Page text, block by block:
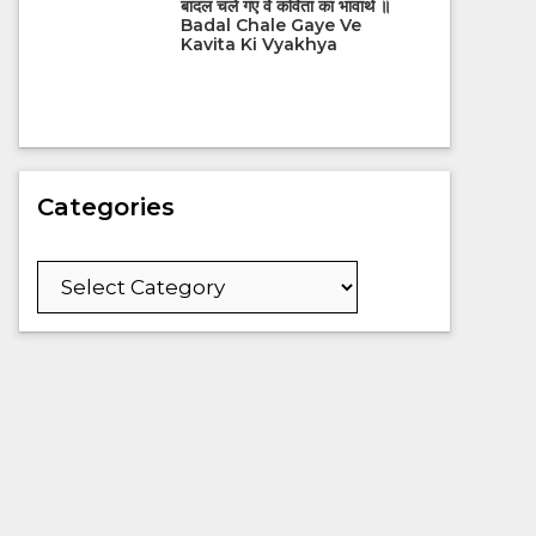
बादल चले गए वे कविता का भावार्थ ॥
Badal Chale Gaye Ve
Kavita Ki Vyakhya
Categories
Categories